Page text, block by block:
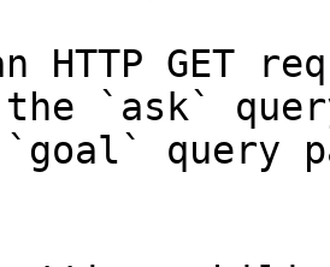
HTTP GET
the `ask`
query